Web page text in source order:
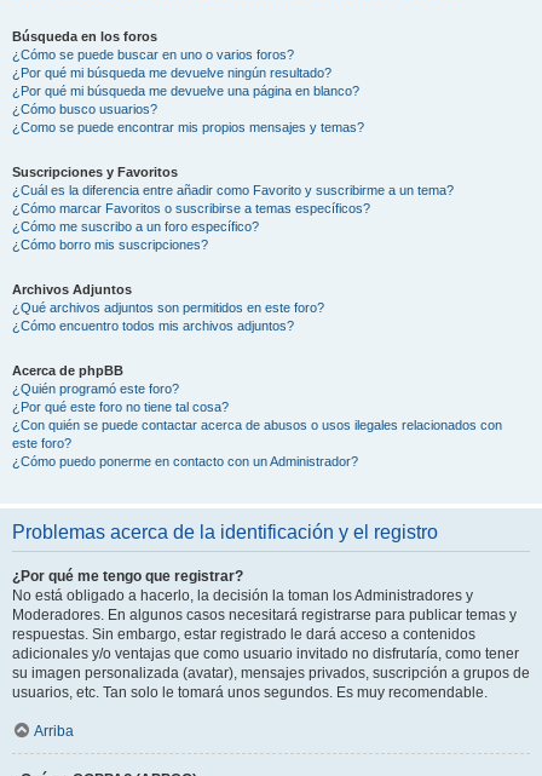
Búsqueda en los foros
¿Cómo se puede buscar en uno o varios foros?
¿Por qué mi búsqueda me devuelve ningún resultado?
¿Por qué mi búsqueda me devuelve una página en blanco?
¿Cómo busco usuarios?
¿Como se puede encontrar mis propios mensajes y temas?
Suscripciones y Favoritos
¿Cuál es la diferencia entre añadir como Favorito y suscribirme a un tema?
¿Cómo marcar Favoritos o suscribirse a temas específicos?
¿Cómo me suscribo a un foro específico?
¿Cómo borro mis suscripciones?
Archivos Adjuntos
¿Qué archivos adjuntos son permitidos en este foro?
¿Cómo encuentro todos mis archivos adjuntos?
Acerca de phpBB
¿Quién programó este foro?
¿Por qué este foro no tiene tal cosa?
¿Con quién se puede contactar acerca de abusos o usos ilegales relacionados con
este foro?
¿Cómo puedo ponerme en contacto con un Administrador?
Problemas acerca de la identificación y el registro
¿Por qué me tengo que registrar?
No está obligado a hacerlo, la decisión la toman los Administradores y
Moderadores. En algunos casos necesitará registrarse para publicar temas y
respuestas. Sin embargo, estar registrado le dará acceso a contenidos
adicionales y/o ventajas que como usuario invitado no disfrutaría, como tener
su imagen personalizada (avatar), mensajes privados, suscripción a grupos de
usuarios, etc. Tan solo le tomará unos segundos. Es muy recomendable.
Arriba